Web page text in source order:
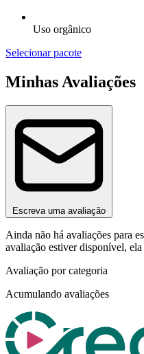
Uso orgânico
Selecionar pacote
Minhas Avaliações
Escreva uma avaliação
Ainda não há avaliações para
avaliação estiver disponível,
Avaliação por categoria
Acumulando avaliações